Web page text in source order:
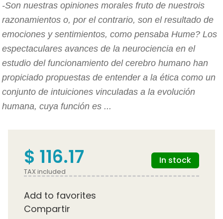
-Son nuestras opiniones morales fruto de nuestrois
razonamientos o, por el contrario, son el resultado de
emociones y sentimientos, como pensaba Hume? Los
espectaculares avances de la neurociencia en el
estudio del funcionamiento del cerebro humano han
propiciado propuestas de entender a la ética como un
conjunto de intuiciones vinculadas a la evolución
humana, cuya función es ...
$ 116.17
TAX included
In stock
Add to favorites
Compartir